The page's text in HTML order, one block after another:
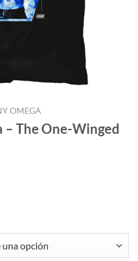
OMEGA
– The One-Winged